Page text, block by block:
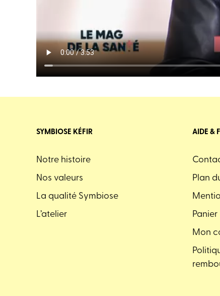
SYMBIOSE KÉFIR
Notre histoire
Nos valeurs
La qualité Symbiose
L’atelier
AIDE &
Plan
Panier
Mon